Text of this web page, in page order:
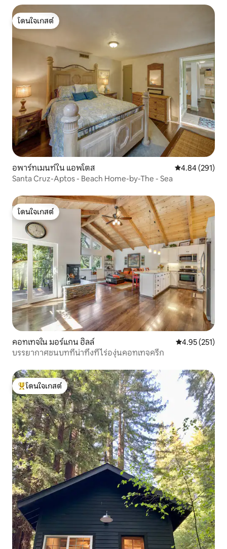
โดนใจเกสต์
โดนใจเกสต์
อพาร์ทเมนท์ใน แอพโตส คะแนนเฉลี่ย
4.84 (291)
Santa Cruz-Aptos - Beach Home-by-The - Sea
โดนใจเกสต์
โดนใจเกสต์
คอทเทจใน มอร์แกน ฮิลล์ คะแนนเฉลี่ย
4.95 (251)
บรรยากาศชนบทที่น่าทึ่งที่ไร่องุ่นคอทเทจครีก
โดนใจเกสต์ที่สุด
โดนใจเกสต์